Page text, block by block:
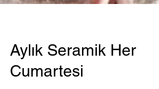
Aylık Seramik Her
Cumartesi